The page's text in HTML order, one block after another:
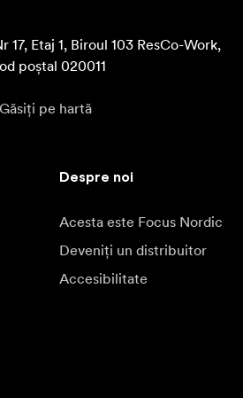
17, Etaj 1, Biroul 103 ResCo-Work,
poștal 020011
Găsiți pe hartă
Despre noi
Acesta este Focus Nordic
Deveniți un distribuitor
Accesibilitate